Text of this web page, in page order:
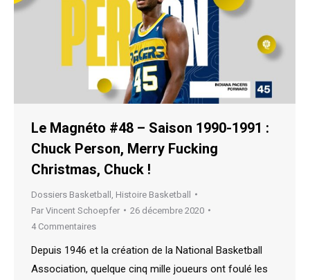
Le Magnéto #48 – Saison 1990-1991 :
Chuck Person, Merry Fucking
Christmas, Chuck !
Dossiers Basketball
Histoire Basketball
Par Vincent Schoepfer
26 décembre 2020
4 Commentaires
Depuis 1946 et la création de la National Basketball
Association, quelque cinq mille joueurs ont foulé les